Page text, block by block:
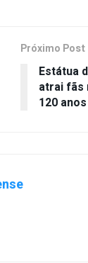
Próximo Post
Estátua
atrai fãs
120 anos